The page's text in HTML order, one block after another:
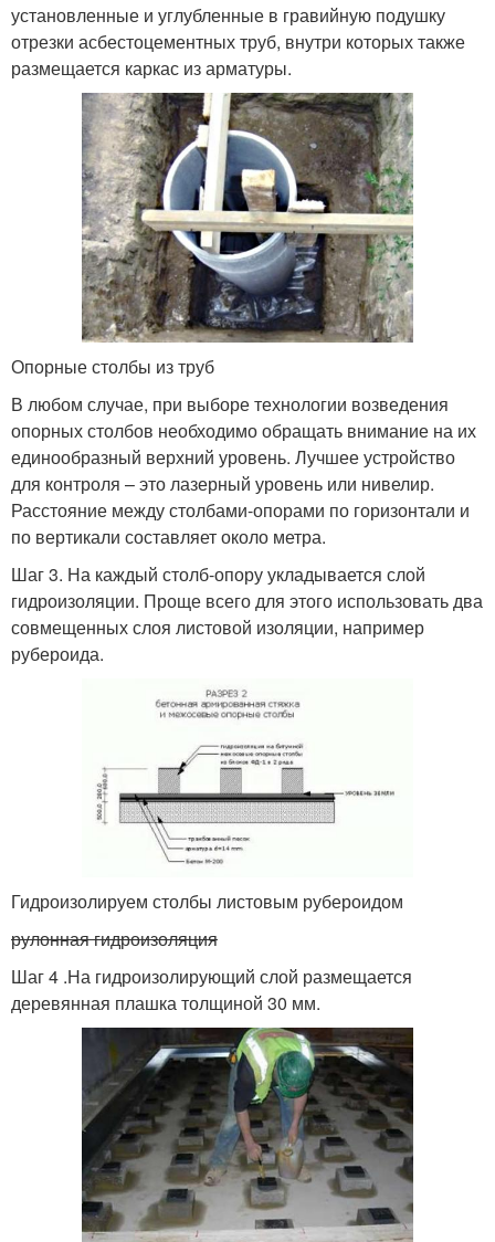
установленные и углубленные в гравийную подушку
отрезки асбестоцементных труб, внутри которых также
размещается каркас из арматуры.
Опорные столбы из труб
В любом случае, при выборе технологии возведения
опорных столбов необходимо обращать внимание на их
единообразный верхний уровень. Лучшее устройство
для контроля – это лазерный уровень или нивелир.
Расстояние между столбами-опорами по горизонтали и
по вертикали составляет около метра.
Шаг 3. На каждый столб-опору укладывается слой
гидроизоляции. Проще всего для этого использовать два
совмещенных слоя листовой изоляции, например
рубероида.
Гидроизолируем столбы листовым рубероидом
рулонная гидроизоляция
Шаг 4 .На гидроизолирующий слой размещается
деревянная плашка толщиной 30 мм.